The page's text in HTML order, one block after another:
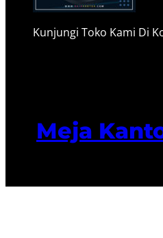
Kunjungi Toko Kami Di
Meja